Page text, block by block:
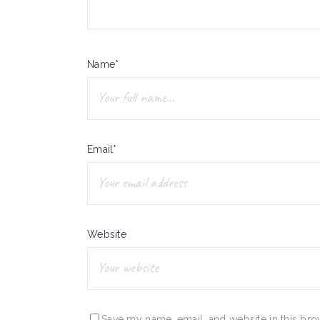
Name*
Email*
Website